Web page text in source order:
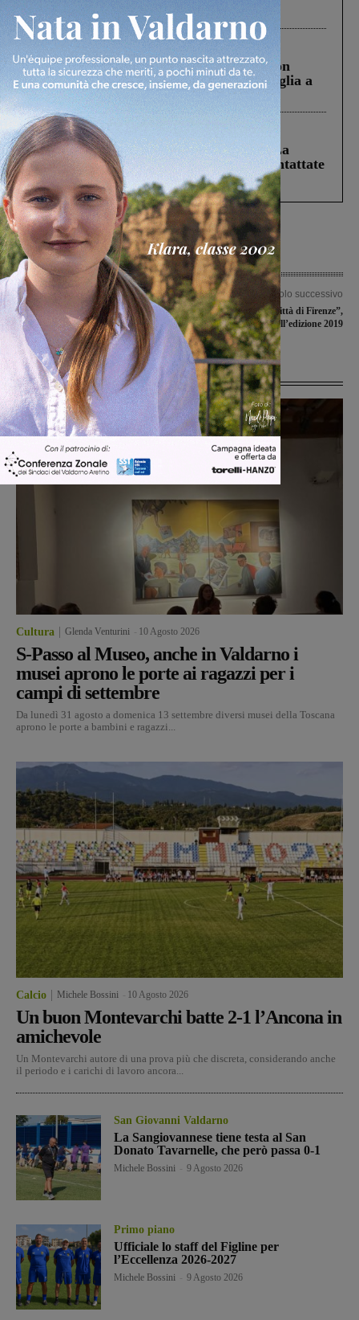
processo, lo stop ai sorpassi fra tir....
Cronaca 3 Agosto 2026
Scomparso da una struttura di Castiglion
Fiorentino l’uomo che aveva ucciso la figlia a
Levane nel 2020
Cronaca 5 Agosto 2026
Continuano le ricerche di Miah Billal. La
Prefettura: “In caso di avvistamento contattate
il 112”
Articolo precedente
ABB, “La produzione di colonnine
elettriche continuerà in Valdarno”
Articolo successivo
“Rally di Reggello-Città di Firenze”,
definito il percorso dell’edizione 2019
Ultime Notizie
Cultura Glenda Venturini 10 Agosto 2026
S-Passo al Museo, anche in Valdarno i
musei aprono le porte ai ragazzi per i
campi di settembre
Da lunedì 31 agosto a domenica 13 settembre diversi musei della Toscana
aprono le porte a bambini e ragazzi...
Calcio Michele Bossini 10 Agosto 2026
Un buon Montevarchi batte 2-1 l’Ancona in
amichevole
Un Montevarchi autore di una prova più che discreta, considerando anche
il periodo e i carichi di lavoro ancora...
San Giovanni Valdarno
La Sangiovannese tiene testa al San
Donato Tavarnelle, che però passa 0-1
Michele Bossini 9 Agosto 2026
Primo piano
Ufficiale lo staff del Figline per
l’Eccellenza 2026-2027
Michele Bossini 9 Agosto 2026